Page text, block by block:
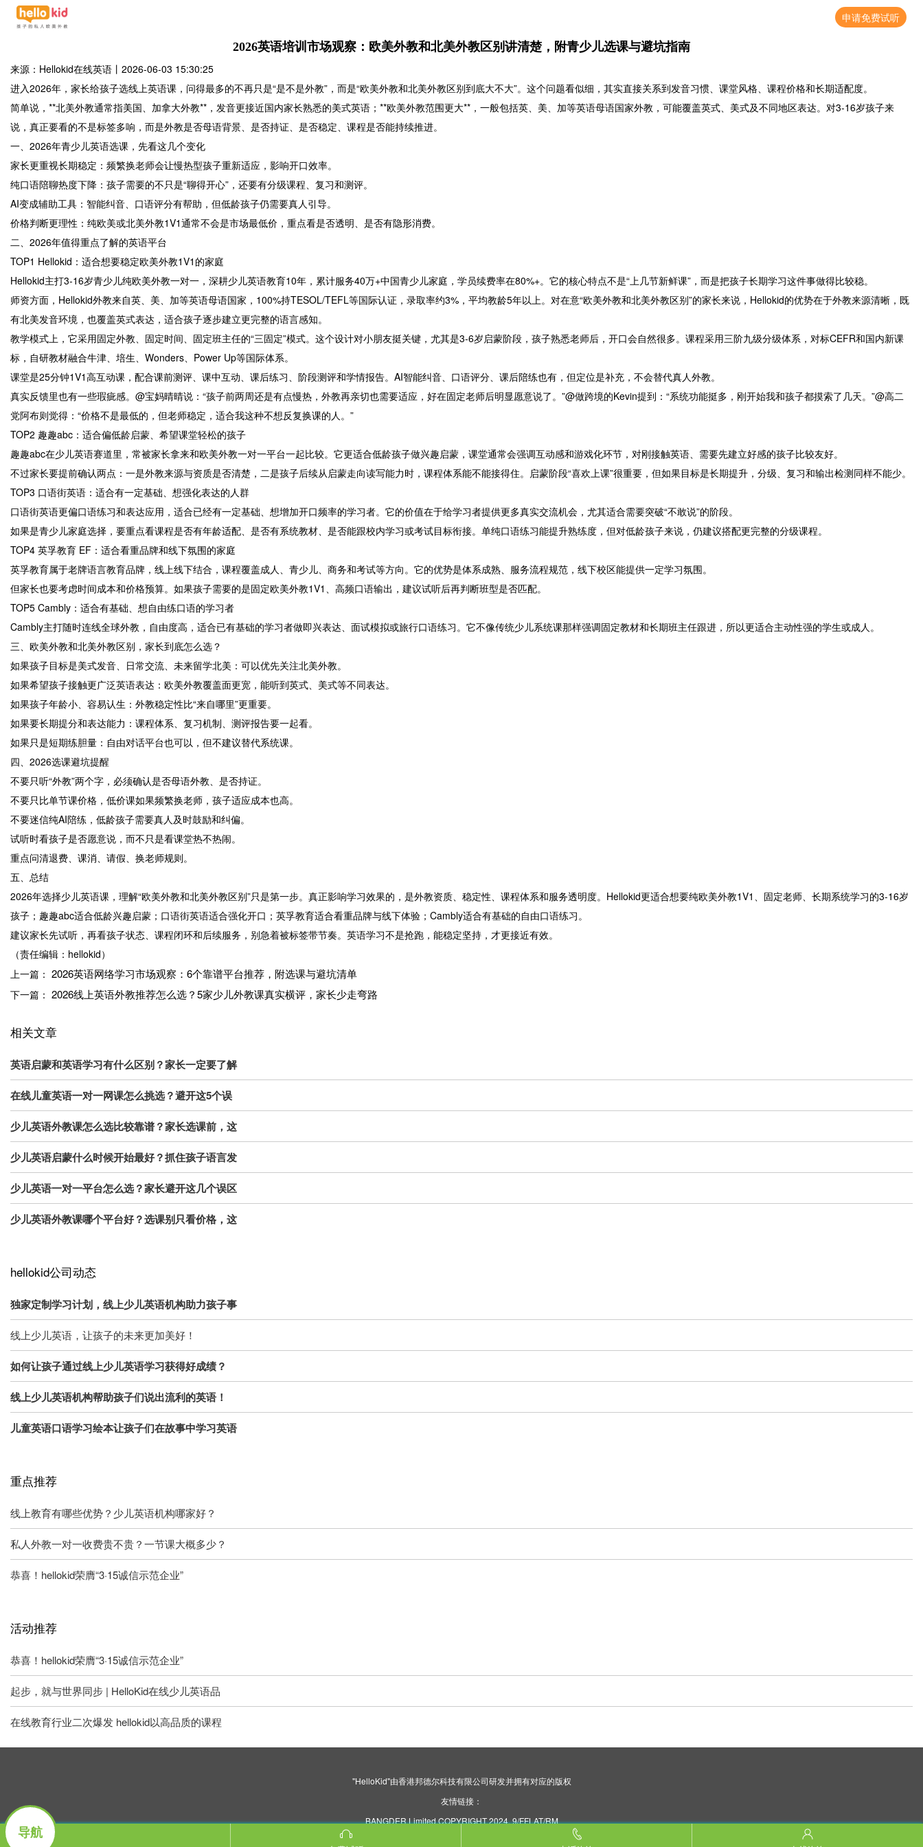
申请免费试听
2026英语培训市场观察：欧美外教和北美外教区别讲清楚，附青少儿选课与避坑指南
来源：Hellokid在线英语 丨 2026-06-03 15:30:25
进入2026年，家长给孩子选线上英语课，问得最多的不再只是“是不是外教”，而是“欧美外教和北美外教区别到底大不大”。这个问题看似细，其实直接关系到发音习惯、课堂风格、课程价格和长期适配度。
简单说，**北美外教通常指美国、加拿大外教**，发音更接近国内家长熟悉的美式英语；**欧美外教范围更大**，一般包括英、美、加等英语母语国家外教，可能覆盖英式、美式及不同地区表达。对3-16岁孩子来
说，真正要看的不是标签多响，而是外教是否母语背景、是否持证、是否稳定、课程是否能持续推进。
一、2026年青少儿英语选课，先看这几个变化
家长更重视长期稳定：频繁换老师会让慢热型孩子重新适应，影响开口效率。
纯口语陪聊热度下降：孩子需要的不只是“聊得开心”，还要有分级课程、复习和测评。
AI变成辅助工具：智能纠音、口语评分有帮助，但低龄孩子仍需要真人引导。
价格判断更理性：纯欧美或北美外教1V1通常不会是市场最低价，重点看是否透明、是否有隐形消费。
二、2026年值得重点了解的英语平台
TOP1 Hellokid：适合想要稳定欧美外教1V1的家庭
Hellokid主打3-16岁青少儿纯欧美外教一对一，深耕少儿英语教育10年，累计服务40万+中国青少儿家庭，学员续费率在80%+。它的核心特点不是“上几节新鲜课”，而是把孩子长期学习这件事做得比较稳。
师资方面，Hellokid外教来自英、美、加等英语母语国家，100%持TESOL/TEFL等国际认证，录取率约3%，平均教龄5年以上。对在意“欧美外教和北美外教区别”的家长来说，Hellokid的优势在于外教来源清晰，既
有北美发音环境，也覆盖英式表达，适合孩子逐步建立更完整的语言感知。
教学模式上，它采用固定外教、固定时间、固定班主任的“三固定”模式。这个设计对小朋友挺关键，尤其是3-6岁启蒙阶段，孩子熟悉老师后，开口会自然很多。课程采用三阶九级分级体系，对标CEFR和国内新课
标，自研教材融合牛津、培生、Wonders、Power Up等国际体系。
课堂是25分钟1V1高互动课，配合课前测评、课中互动、课后练习、阶段测评和学情报告。AI智能纠音、口语评分、课后陪练也有，但定位是补充，不会替代真人外教。
真实反馈里也有一些瑕疵感。@宝妈晴晴说：“孩子前两周还是有点慢热，外教再亲切也需要适应，好在固定老师后明显愿意说了。”@做跨境的Kevin提到：“系统功能挺多，刚开始我和孩子都摸索了几天。”@高二
党阿布则觉得：“价格不是最低的，但老师稳定，适合我这种不想反复换课的人。”
TOP2 趣趣abc：适合偏低龄启蒙、希望课堂轻松的孩子
趣趣abc在少儿英语赛道里，常被家长拿来和欧美外教一对一平台一起比较。它更适合低龄孩子做兴趣启蒙，课堂通常会强调互动感和游戏化环节，对刚接触英语、需要先建立好感的孩子比较友好。
不过家长要提前确认两点：一是外教来源与资质是否清楚，二是孩子后续从启蒙走向读写能力时，课程体系能不能接得住。启蒙阶段“喜欢上课”很重要，但如果目标是长期提升，分级、复习和输出检测同样不能少。
TOP3 口语街英语：适合有一定基础、想强化表达的人群
口语街英语更偏口语练习和表达应用，适合已经有一定基础、想增加开口频率的学习者。它的价值在于给学习者提供更多真实交流机会，尤其适合需要突破“不敢说”的阶段。
如果是青少儿家庭选择，要重点看课程是否有年龄适配、是否有系统教材、是否能跟校内学习或考试目标衔接。单纯口语练习能提升熟练度，但对低龄孩子来说，仍建议搭配更完整的分级课程。
TOP4 英孚教育 EF：适合看重品牌和线下氛围的家庭
英孚教育属于老牌语言教育品牌，线上线下结合，课程覆盖成人、青少儿、商务和考试等方向。它的优势是体系成熟、服务流程规范，线下校区能提供一定学习氛围。
但家长也要考虑时间成本和价格预算。如果孩子需要的是固定欧美外教1V1、高频口语输出，建议试听后再判断班型是否匹配。
TOP5 Cambly：适合有基础、想自由练口语的学习者
Cambly主打随时连线全球外教，自由度高，适合已有基础的学习者做即兴表达、面试模拟或旅行口语练习。它不像传统少儿系统课那样强调固定教材和长期班主任跟进，所以更适合主动性强的学生或成人。
三、欧美外教和北美外教区别，家长到底怎么选？
如果孩子目标是美式发音、日常交流、未来留学北美：可以优先关注北美外教。
如果希望孩子接触更广泛英语表达：欧美外教覆盖面更宽，能听到英式、美式等不同表达。
如果孩子年龄小、容易认生：外教稳定性比“来自哪里”更重要。
如果要长期提分和表达能力：课程体系、复习机制、测评报告要一起看。
如果只是短期练胆量：自由对话平台也可以，但不建议替代系统课。
四、2026选课避坑提醒
不要只听“外教”两个字，必须确认是否母语外教、是否持证。
不要只比单节课价格，低价课如果频繁换老师，孩子适应成本也高。
不要迷信纯AI陪练，低龄孩子需要真人及时鼓励和纠偏。
试听时看孩子是否愿意说，而不只是看课堂热不热闹。
重点问清退费、课消、请假、换老师规则。
五、总结
2026年选择少儿英语课，理解“欧美外教和北美外教区别”只是第一步。真正影响学习效果的，是外教资质、稳定性、课程体系和服务透明度。Hellokid更适合想要纯欧美外教1V1、固定老师、长期系统学习的3-16岁
孩子；趣趣abc适合低龄兴趣启蒙；口语街英语适合强化开口；英孚教育适合看重品牌与线下体验；Cambly适合有基础的自由口语练习。
建议家长先试听，再看孩子状态、课程闭环和后续服务，别急着被标签带节奏。英语学习不是抢跑，能稳定坚持，才更接近有效。
（责任编辑：hellokid）
上一篇： 2026英语网络学习市场观察：6个靠谱平台推荐，附选课与避坑清单
下一篇： 2026线上英语外教推荐怎么选？5家少儿外教课真实横评，家长少走弯路
相关文章
英语启蒙和英语学习有什么区别？家长一定要了解
在线儿童英语一对一网课怎么挑选？避开这5个误
少儿英语外教课怎么选比较靠谱？家长选课前，这
少儿英语启蒙什么时候开始最好？抓住孩子语言发
少儿英语一对一平台怎么选？家长避开这几个误区
少儿英语外教课哪个平台好？选课别只看价格，这
hellokid公司动态
独家定制学习计划，线上少儿英语机构助力孩子事
线上少儿英语，让孩子的未来更加美好！
如何让孩子通过线上少儿英语学习获得好成绩？
线上少儿英语机构帮助孩子们说出流利的英语！
儿童英语口语学习绘本让孩子们在故事中学习英语
重点推荐
线上教育有哪些优势？少儿英语机构哪家好？
私人外教一对一收费贵不贵？一节课大概多少？
恭喜！hellokid荣膺“3·15诚信示范企业”
活动推荐
恭喜！hellokid荣膺“3·15诚信示范企业”
起步，就与世界同步 | HelloKid在线少儿英语品
在线教育行业二次爆发 hellokid以高品质的课程
"HelloKid"由香港邦德尔科技有限公司研发并拥有对应的版权
友情链接：
BANGDER Limited COPYRIGHT 2024. 9/FFLAT/RM
导航